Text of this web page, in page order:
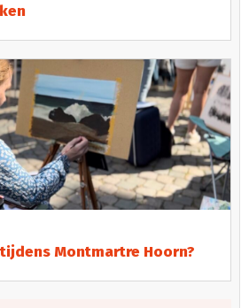
Montmartre Hoorn?